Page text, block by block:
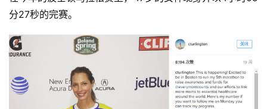
分27秒的完赛。